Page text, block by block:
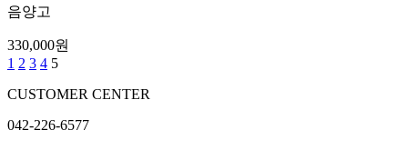
음양고
330,000원
1 2 3 4 5
CUSTOMER CENTER
042-226-6577